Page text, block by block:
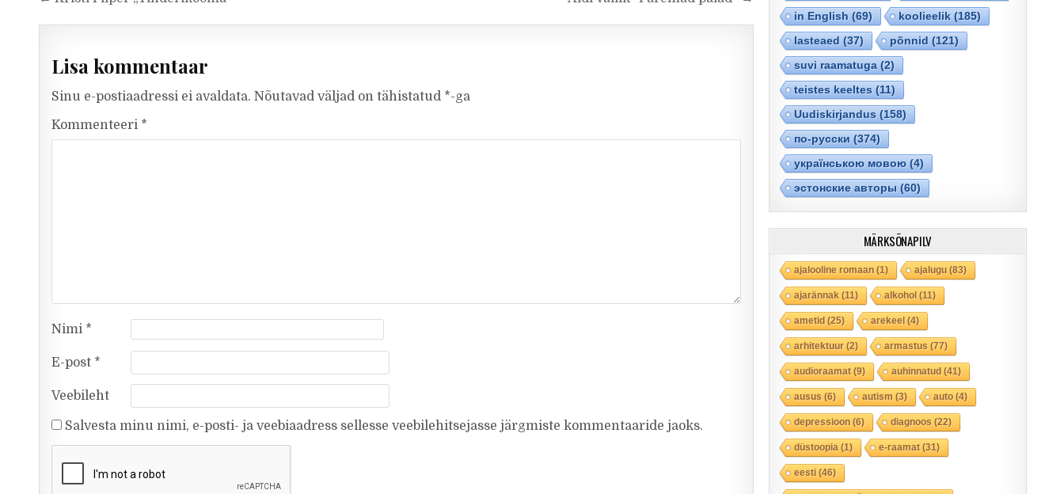
Lisa kommentaar
Sinu e-postiaadressi ei avaldata. Nõutavad väljad on tähistatud *-ga
Kommenteeri *
Nimi *
E-post *
Veebileht
Salvesta minu nimi, e-posti- ja veebiaadress sellesse veebilehitsejasse järgmiste kommentaaride jaoks.
in English (69) koolieelik(185)
lasteaed (37) põnnid (121)
suvi raamatuga(2)
teistes keeltes(11)
Uudiskirjandus(158)
по-русски (374)
українською мовою(4)
эстонские авторы(60)
MÄRKSÕNAPILV
ajalooline romaan(1) ajalugu(83)
ajarännak(11) alkohol(11)
ametid(25) arekeel(4)
arhitektuur(2) armastus(77)
audioraamat(9) auhinnatud(41)
ausus(6) autism(3) auto(4)
depressioon(6) diagnoos(22)
düstoopia(1) e-raamat(31)
eesti(46)